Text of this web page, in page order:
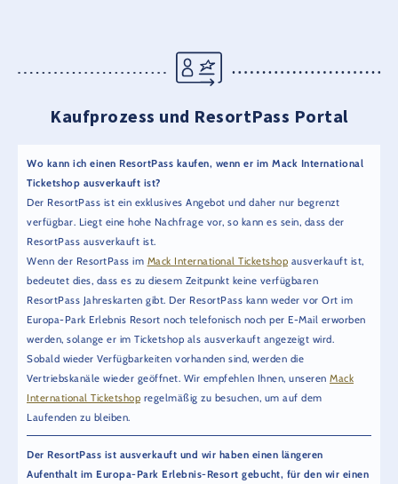
Kaufprozess und ResortPass Portal
Wo kann ich einen ResortPass kaufen, wenn er im Mack International
Ticketshop ausverkauft ist?
Der ResortPass ist ein exklusives Angebot und daher nur begrenzt
verfügbar. Liegt eine hohe Nachfrage vor, so kann es sein, dass der
ResortPass ausverkauft ist.
Wenn der ResortPass im Mack International Ticketshop ausverkauft ist,
bedeutet dies, dass es zu diesem Zeitpunkt keine verfügbaren
ResortPass Jahreskarten gibt. Der ResortPass kann weder vor Ort im
Europa-Park Erlebnis Resort noch telefonisch noch per E-Mail erworben
werden, solange er im Ticketshop als ausverkauft angezeigt wird.
Sobald wieder Verfügbarkeiten vorhanden sind, werden die
Vertriebskanäle wieder geöffnet. Wir empfehlen Ihnen, unseren Mack
International Ticketshop regelmäßig zu besuchen, um auf dem
Laufenden zu bleiben.
Der ResortPass ist ausverkauft und wir haben einen längeren
Aufenthalt im Europa-Park Erlebnis-Resort gebucht, für den wir einen